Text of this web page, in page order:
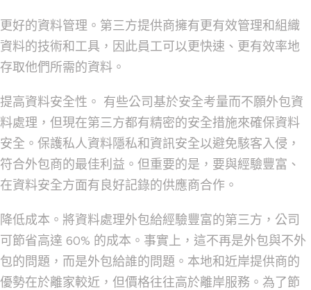
更好的資料管理。 第三方提供商擁有更有效管理和組織
資料的技術和工具，因此員工可以更快速、更有效率地
存取他們所需的資料。
提高資料安全性。 有些公司基於安全考量而不願外包資
料處理，但現在第三方都有精密的安全措施來確保資料
安全。保護私人資料隱私和資訊安全以避免駭客入侵，
符合外包商的最佳利益。但重要的是，要與經驗豐富、
在資料安全方面有良好記錄的供應商合作。
降低成本。 將資料處理外包給經驗豐富的第三方，公司
可節省高達 60% 的成本。事實上，這不再是外包與不外
包的問題，而是外包給誰的問題。本地和近岸提供商的
優勢在於離家較近，但價格往往高於離岸服務。為了節